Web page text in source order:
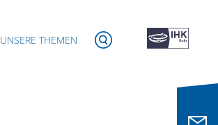
UNSERE THEMEN